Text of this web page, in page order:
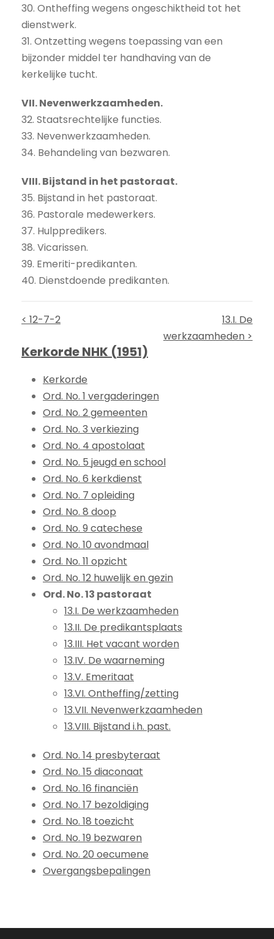
30. Ontheffing wegens ongeschiktheid tot het
dienstwerk.
31. Ontzetting wegens toepassing van een
bijzonder middel ter handhaving van de
kerkelijke tucht.
VII. Nevenwerkzaamheden.
32. Staatsrechtelijke functies.
33. Nevenwerkzaamheden.
34. Behandeling van bezwaren.
VIII. Bijstand in het pastoraat.
35. Bijstand in het pastoraat.
36. Pastorale medewerkers.
37. Hulppredikers.
38. Vicarissen.
39. Emeriti-predikanten.
40. Dienstdoende predikanten.
< 12-7-2
13.I. De
werkzaamheden >
Kerkorde NHK (1951)
Kerkorde
Ord. No. 1 vergaderingen
Ord. No. 2 gemeenten
Ord. No. 3 verkiezing
Ord. No. 4 apostolaat
Ord. No. 5 jeugd en school
Ord. No. 6 kerkdienst
Ord. No. 7 opleiding
Ord. No. 8 doop
Ord. No. 9 catechese
Ord. No. 10 avondmaal
Ord. No. 11 opzicht
Ord. No. 12 huwelijk en gezin
Ord. No. 13 pastoraat
13.I. De werkzaamheden
13.II. De predikantsplaats
13.III. Het vacant worden
13.IV. De waarneming
13.V. Emeritaat
13.VI. Ontheffing/zetting
13.VII. Nevenwerkzaamheden
13.VIII. Bijstand i.h. past.
Ord. No. 14 presbyteraat
Ord. No. 15 diaconaat
Ord. No. 16 financiën
Ord. No. 17 bezoldiging
Ord. No. 18 toezicht
Ord. No. 19 bezwaren
Ord. No. 20 oecumene
Overgangsbepalingen